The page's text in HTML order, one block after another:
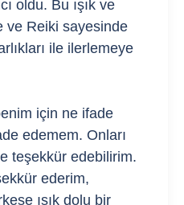
oldu. Bu ışık ve
ve Reiki sayesinde
ile ilerlemeye
için ne ifade
edemem. Onları
teşekkür edebilirim.
ederim,
ışık dolu bir